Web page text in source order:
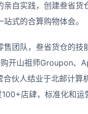
自实践，创建叁省货
式的合算购物体会。
团队，叁省货仓的技
开山祖师Groupon、
伙人结业于北邮计算
店肆，标准化和运